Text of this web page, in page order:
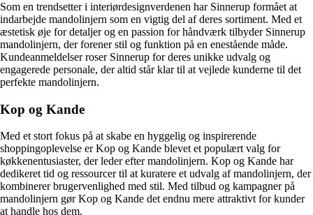
Som en trendsetter i interiørdesignverdenen har Sinnerup formået at
indarbejde mandolinjern som en vigtig del af deres sortiment. Med et
æstetisk øje for detaljer og en passion for håndværk tilbyder Sinnerup
mandolinjern, der forener stil og funktion på en enestående måde.
Kundeanmeldelser roser Sinnerup for deres unikke udvalg og
engagerede personale, der altid står klar til at vejlede kunderne til det
perfekte mandolinjern.
Kop og Kande
Med et stort fokus på at skabe en hyggelig og inspirerende
shoppingoplevelse er Kop og Kande blevet et populært valg for
køkkenentusiaster, der leder efter mandolinjern. Kop og Kande har
dedikeret tid og ressourcer til at kuratere et udvalg af mandolinjern, der
kombinerer brugervenlighed med stil. Med tilbud og kampagner på
mandolinjern gør Kop og Kande det endnu mere attraktivt for kunder
at handle hos dem.